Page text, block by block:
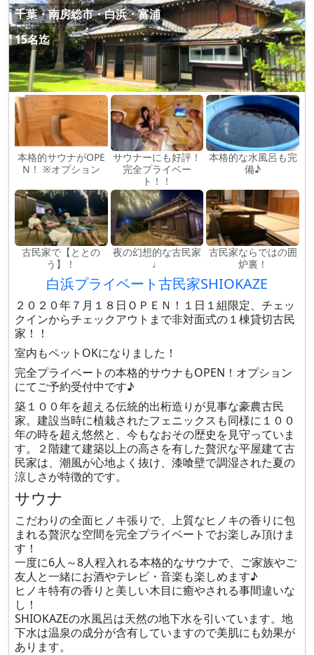
千葉・南房総市・白浜・富浦
15名迄
本格的サウナがOPE
N！ ※オプション
サウナーにも好評！
完全プライベー
ト！！
本格的な水風呂も完
備♪
古民家で【ととの
う】！
夜の幻想的な古民家
♩
古民家ならではの囲
炉裏！
白浜プライベート古民家SHIOKAZE
２０２０年７月１８日ＯＰＥＮ！１日１組限定、チェッ
クインからチェックアウトまで非対面式の１棟貸切古民
家！！
室内もペットOKになりました！
完全プライベートの本格的サウナもOPEN！オプション
にてご予約受付中です♪
築１００年を超える伝統的出桁造りが見事な豪農古民
家。建設当時に植栽されたフェニックスも同様に１００
年の時を超え悠然と、今もなおその歴史を見守っていま
す。２階建て建築以上の高さを有した贅沢な平屋建て古
民家は、潮風が心地よく抜け、漆喰壁で調湿された夏の
涼しさが特徴的です。
サウナ
こだわりの全面ヒノキ張りで、上質なヒノキの香りに包
まれる贅沢な空間を完全プライベートでお楽しみ頂けま
す！
一度に6人～8人程入れる本格的なサウナで、ご家族やご
友人と一緒にお酒やテレビ・音楽も楽しめます♪
ヒノキ特有の香りと美しい木目に癒やされる事間違いな
し！
SHIOKAZEの水風呂は天然の地下水を引いています。地
下水は温泉の成分が含有していますので美肌にも効果が
あります。